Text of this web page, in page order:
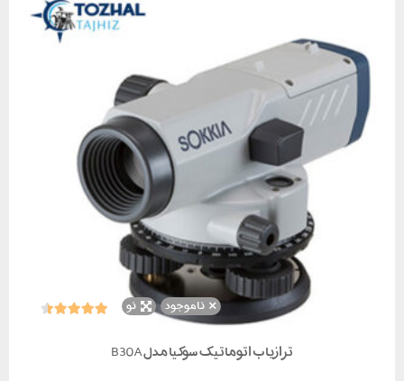
ناموجود نو
ترازیاب اتوماتیک سوکیا مدل B30A